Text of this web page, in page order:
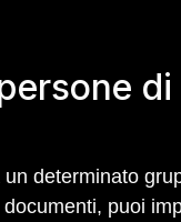
di
determinato
puoi